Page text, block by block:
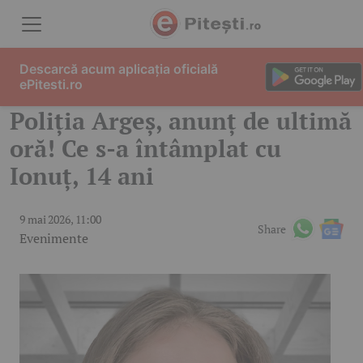
Poliția Argeș, anunț de ultimă
oră! Ce s-a întâmplat cu
Ionuț, 14 ani
9 mai 2026, 11:00
Evenimente
Share
Descarcă acum aplicația oficială
ePitesti.ro